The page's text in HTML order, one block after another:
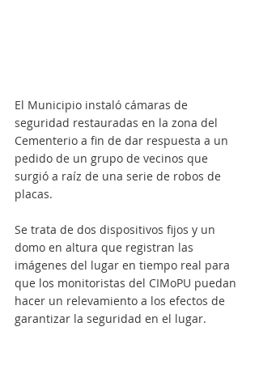
El Municipio instaló cámaras de
seguridad restauradas en la zona del
Cementerio a fin de dar respuesta a un
pedido de un grupo de vecinos que
surgió a raíz de una serie de robos de
placas.
Se trata de dos dispositivos fijos y un
domo en altura que registran las
imágenes del lugar en tiempo real para
que los monitoristas del CIMoPU puedan
hacer un relevamiento a los efectos de
garantizar la seguridad en el lugar.